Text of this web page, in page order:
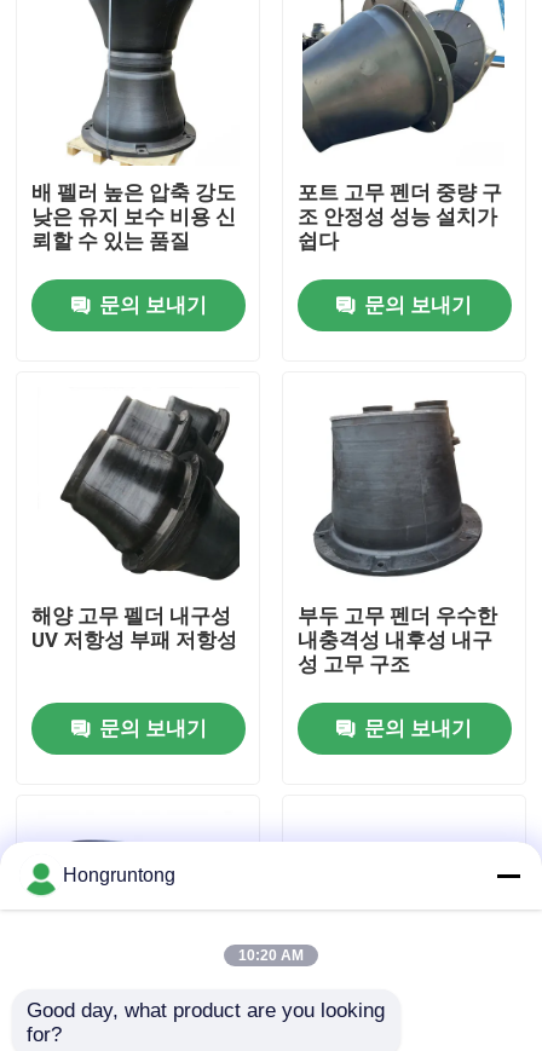
비디오
우리 에 관한 것
공장 투어
품질 관리
플랫폼 고무 방현재
요코하마 고무 방현재
공기 고무 방현재
배 펠러 높은 압축 강도
낮은 유지 보수 비용 신
뢰할 수 있는 품질
문의 보내기
포트 고무 펜더 중량 구
조 안정성 성능 설치가
쉽다
문의 보내기
해양 고무 펠더 내구성
UV 저항성 부패 저항성
문의 보내기
부두 고무 펜더 우수한
내충격성 내후성 내구
성 고무 구조
문의 보내기
콘 고무 펜더 높은 에너
Hongruntong
10:20 AM
Good day, what product are you looking
for?